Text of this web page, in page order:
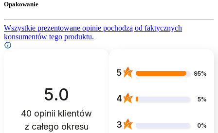
Opakowanie
Wszystkie prezentowane opinie pochodzą od faktycznych
konsumentów tego produktu.
5.0
40 opinii klientów
z całego okresu
5 95%
4 5%
3 0%